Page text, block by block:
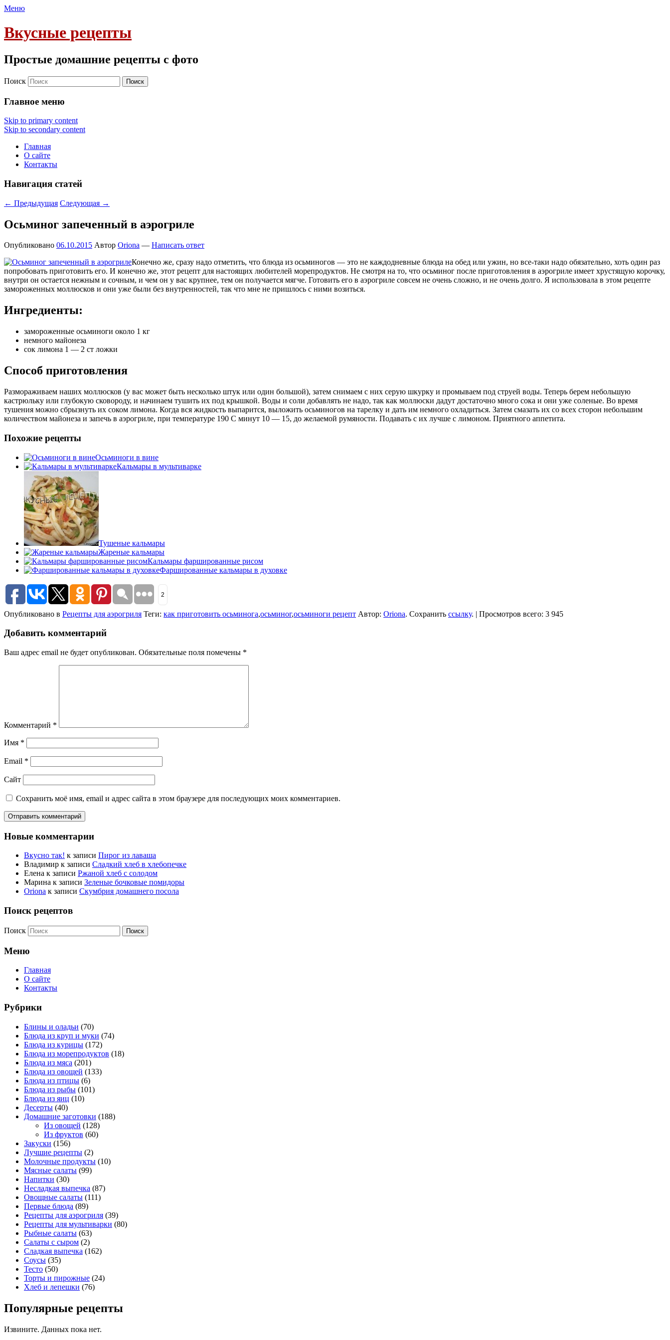
Меню
Вкусные рецепты
Простые домашние рецепты с фото
Поиск
Главное меню
Skip to primary content
Skip to secondary content
Главная
О сайте
Контакты
Навигация статей
← Предыдущая Следующая →
Осьминог запеченный в аэрогриле
Опубликовано 06.10.2015 Автор Oriona — Написать ответ
Конечно же, сразу надо отметить, что блюда из осьминогов — это не каждодневные блюда на обед или ужин, но все-таки надо обязательно, хоть один раз
попробовать приготовить его. И конечно же, этот рецепт для настоящих любителей морепродуктов. Не смотря на то, что осьминог после приготовления в аэрогриле имеет хрустящую корочку,
внутри он остается нежным и сочным, и чем он у вас крупнее, тем он получается мягче. Готовить его в аэрогриле совсем не очень сложно, и не очень долго. Я использовала в этом рецепте
замороженных моллюсков и они уже были без внутренностей, так что мне не пришлось с ними возиться.
Ингредиенты:
замороженные осьминоги около 1 кг
немного майонеза
сок лимона 1 — 2 ст ложки
Способ приготовления
Размораживаем наших моллюсков (у вас может быть несколько штук или один большой), затем снимаем с них серую шкурку и промываем под струей воды. Теперь берем небольшую
кастрюльку или глубокую сковороду, и начинаем тушить их под крышкой. Воды и соли добавлять не надо, так как моллюски дадут достаточно много сока и они уже соленые. Во время
тушения можно сбрызнуть их соком лимона. Когда вся жидкость выпарится, выложить осьминогов на тарелку и дать им немного охладиться. Затем смазать их со всех сторон небольшим
количеством майонеза и запечь в аэрогриле, при температуре 190 С минут 10 — 15, до желаемой румяности. Подавать с их лучше с лимоном. Приятного аппетита.
Похожие рецепты
Осьминоги в вине
Кальмары в мультиварке
Тушеные кальмары
Жареные кальмары
Кальмары фаршированные рисом
Фаршированные кальмары в духовке
2
Опубликовано в Рецепты для аэрогриля Теги: как приготовить осьминога,осьминог,осьминоги рецепт Автор: Oriona. Сохранить ссылку. | Просмотров всего: 3 945
Добавить комментарий
Ваш адрес email не будет опубликован. Обязательные поля помечены *
Комментарий *
Имя *
Email *
Сайт
Сохранить моё имя, email и адрес сайта в этом браузере для последующих моих комментариев.
Новые комментарии
Вкусно так! к записи Пирог из лаваша
Владимир к записи Сладкий хлеб в хлебопечке
Елена к записи Ржаной хлеб с солодом
Марина к записи Зеленые бочковые помидоры
Oriona к записи Скумбрия домашнего посола
Поиск рецептов
Поиск
Меню
Главная
О сайте
Контакты
Рубрики
Блины и оладьи (70)
Блюда из круп и муки (74)
Блюда из курицы (172)
Блюда из морепродуктов (18)
Блюда из мяса (201)
Блюда из овощей (133)
Блюда из птицы (6)
Блюда из рыбы (101)
Блюда из яиц (10)
Десерты (40)
Домашние заготовки (188)
Из овощей (128)
Из фруктов (60)
Закуски (156)
Лучшие рецепты (2)
Молочные продукты (10)
Мясные салаты (99)
Напитки (30)
Несладкая выпечка (87)
Овощные салаты (111)
Первые блюда (89)
Рецепты для аэрогриля (39)
Рецепты для мультиварки (80)
Рыбные салаты (63)
Салаты с сыром (2)
Сладкая выпечка (162)
Соусы (35)
Тесто (50)
Торты и пирожные (24)
Хлеб и лепешки (76)
Популярные рецепты
Извините. Данных пока нет.